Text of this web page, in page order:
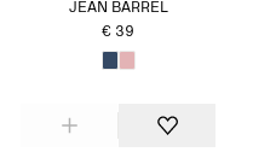
JEAN BARREL
€ 39